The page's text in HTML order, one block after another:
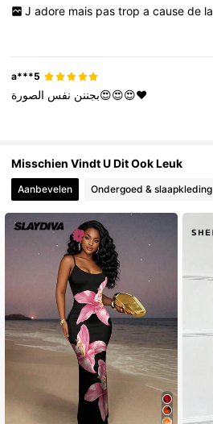
J adore mais pas trop a cause de la
a***5
بجننن نفس الصورة😍😍😍♥️
Misschien Vindt U Dit Ook Leuk
Aanbevelen Ondergoed & slaapkleding